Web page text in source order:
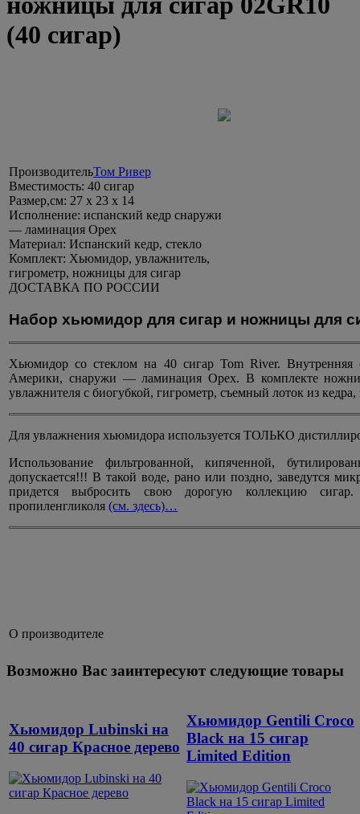
(40 сигар)
ПроизводительТом Ривер
Вместимость: 40 сигар
Размер,см: 27 x 23 x 14
Исполнение: испанский кедр снаружи
— ламинация Орех
Материал: Испанский кедр, стекло
Комплект: Хьюмидор, увлажнитель,
гигрометр, ножницы для сигар
ДОСТАВКА ПО РОССИИ
Набор хьюмидор для сигар и ножницы для
Хьюмидор со стеклом на 40 сигар Tom River.
Америки, снаружи — ламинация Орех. В комплекте
увлажнителя с биогубкой, гигрометр, съемный лоток из
Для увлажнения хьюмидора используется ТОЛЬКО
Использование фильтрованной, кипяченной,
допускается!!! В такой воде, рано или поздно, заведутся
придется выбросить свою дорогую коллекцию
пропиленгликоля (см. здесь)…
О производителе
Возможно Вас заинтересуют следующие товары
Хьюмидор Lubinski на
40 сигар Красное дерево
Хьюмидор Gentili Croco
Black на 15 сигар
Limited Edition